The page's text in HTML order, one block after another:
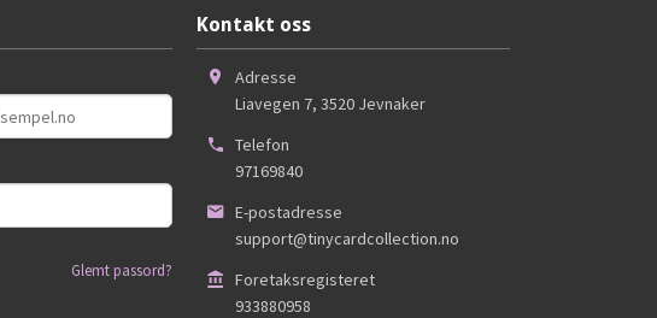
Glemt passord?
Kontakt oss
Adresse
Liavegen 7, 3520 Jevnaker
Telefon
97169840
E-postadresse
support@tinycardcollection.no
Foretaksregisteret
933880958